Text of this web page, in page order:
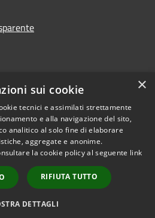
Copyright © 2026 • Città di
Gonzaga • Powered by
Municipium•
Accesso
redazione
×
sui cookie
tecnici e assimilati strettamente
e alla navigazione del sito,
analitico al solo fine di elaborare
aggregate e anonime.
la cookie policy al seguente link
RIFIUTA TUTTO
DETTAGLI